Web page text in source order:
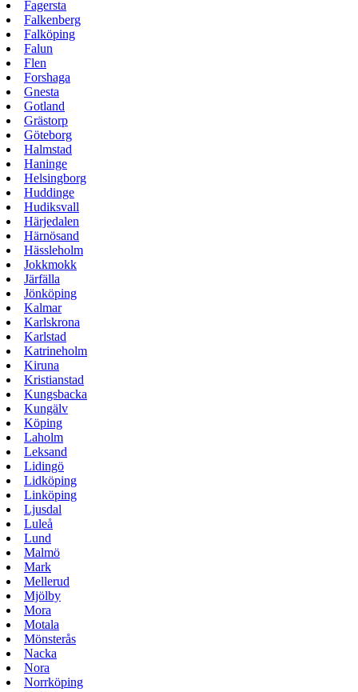
Fagersta
Falkenberg
Falköping
Falun
Flen
Forshaga
Gnesta
Gotland
Grästorp
Göteborg
Halmstad
Haninge
Helsingborg
Huddinge
Hudiksvall
Härjedalen
Härnösand
Hässleholm
Jokkmokk
Järfälla
Jönköping
Kalmar
Karlskrona
Karlstad
Katrineholm
Kiruna
Kristianstad
Kungsbacka
Kungälv
Köping
Laholm
Leksand
Lidingö
Lidköping
Linköping
Ljusdal
Luleå
Lund
Malmö
Mark
Mellerud
Mjölby
Mora
Motala
Mönsterås
Nacka
Nora
Norrköping